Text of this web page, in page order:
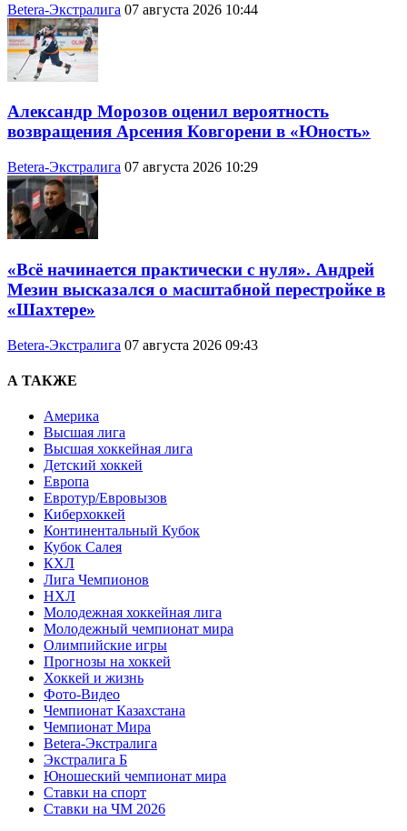
Betera-Экстралига 07 августа 2026 10:44
Александр Морозов оценил вероятность
возвращения Арсения Ковгорени в «Юность»
Betera-Экстралига 07 августа 2026 10:29
«Всё начинается практически с нуля». Андрей
Мезин высказался о масштабной перестройке в
«Шахтере»
Betera-Экстралига 07 августа 2026 09:43
А ТАКЖЕ
Америка
Высшая лига
Высшая хоккейная лига
Детский хоккей
Европа
Евротур/Евровызов
Киберхоккей
Континентальный Кубок
Кубок Салея
КХЛ
Лига Чемпионов
НХЛ
Молодежная хоккейная лига
Молодежный чемпионат мира
Олимпийские игры
Прогнозы на хоккей
Хоккей и жизнь
Фото-Видео
Чемпионат Казахстана
Чемпионат Мира
Betera-Экстралига
Экстралига Б
Юношеский чемпионат мира
Ставки на спорт
Ставки на ЧМ 2026